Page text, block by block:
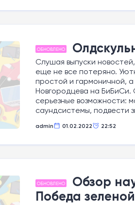
ОБНОВЛЕНО
Слушая выпуски
еще не все потеряно.
простой и гармоничной,
Новгородцева на БиБиСи.
серьезные возможности:
саундсистемы, подвести
admin 01.02.2022 22:52
ОБНОВЛЕНО
Обзор
Победа